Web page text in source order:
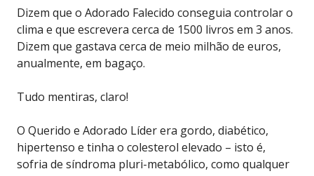
Dizem que o Adorado Falecido conseguia controlar o
clima e que escrevera cerca de 1500 livros em 3 anos.
Dizem que gastava cerca de meio milhão de euros,
anualmente, em bagaço.
Tudo mentiras, claro!
O Querido e Adorado Líder era gordo, diabético,
hipertenso e tinha o colesterol elevado – isto é,
sofria de síndroma pluri-metabólico, como qualquer